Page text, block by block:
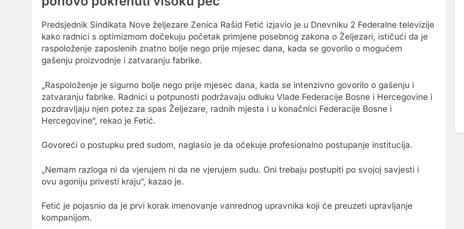
Predsjednik Sindikata Nove željezare Zenica Rašid Fetić izjavio je u Dnevniku 2 Federalne televizije
kako radnici s optimizmom dočekuju početak primjene posebnog zakona o Željezari, ističući da je
raspoloženje zaposlenih znatno bolje nego prije mjesec dana, kada se govorilo o mogućem
gašenju proizvodnje i zatvaranju fabrike.
„Raspoloženje je sigurno bolje nego prije mjesec dana, kada se intenzivno govorilo o gašenju i
zatvaranju fabrike. Radnici u potpunosti podržavaju odluku Vlade Federacije Bosne i Hercegovine i
pozdravljaju njen potez za spas Željezare, radnih mjesta i u konačnici Federacije Bosne i
Hercegovine“, rekao je Fetić.
Govoreći o postupku pred sudom, naglasio je da očekuje profesionalno postupanje institucija.
„Nemam razloga ni da vjerujem ni da ne vjerujem sudu. Oni trebaju postupiti po svojoj savjesti i
ovu agoniju privesti kraju“, kazao je.
Fetić je pojasnio da je prvi korak imenovanje vanrednog upravnika koji će preuzeti upravljanje
kompanijom.